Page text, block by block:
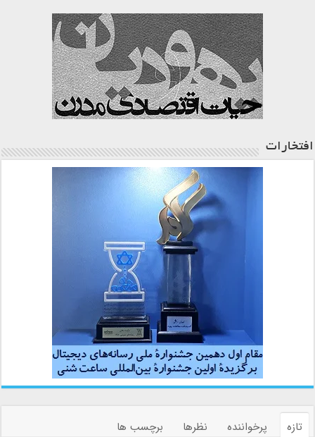
افتخارات
تازه پرخواننده نظرها
برچسب ها